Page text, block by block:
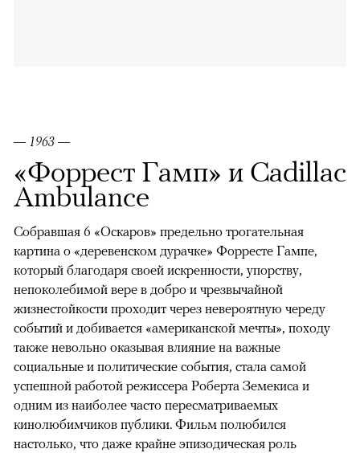
— 1963 —
«Форрест Гамп» и Cadillac
Ambulance
Собравшая 6 «Оскаров» предельно трогательная
картина о «деревенском дурачке» Форресте Гампе,
который благодаря своей искренности, упорству,
непоколебимой вере в добро и чрезвычайной
жизнестойкости проходит через невероятную череду
событий и добивается «американской мечты», походу
также невольно оказывая влияние на важные
социальные и политические события, стала самой
успешной работой режиссера Роберта Земекиса и
одним из наиболее часто пересматриваемых
кинолюбимчиков публики. Фильм полюбился
настолько, что даже крайне эпизодическая роль